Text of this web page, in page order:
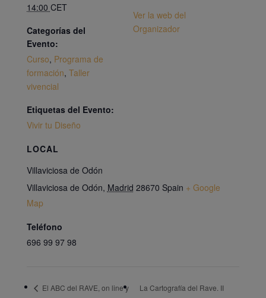
14:00 CET
Categorías del
Evento:
Curso, Programa de
formación, Taller
vivencial
Etiquetas del Evento:
Vivir tu Diseño
LOCAL
Villaviciosa de Odón
Villaviciosa de Odón, Madrid 28670 Spain + Google
Map
Teléfono
696 99 97 98
Ver la web del
Organizador
El ABC del RAVE, on line y
La Cartografía del Rave. II